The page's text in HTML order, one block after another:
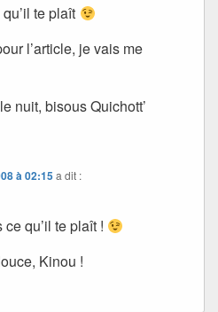
te plaît
l’article, je vais me
nuit, bisous Quichott’
à 02:15a dit :
qu’il te plaît !
Kinou !